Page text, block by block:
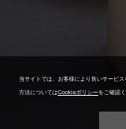
当サイトでは、お客様により良いサービ
方法についてはCookieポリシーをご確認く